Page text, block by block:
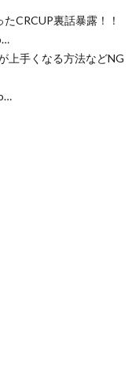
CRCUP裏話暴露！！
上手くなる方法などNG